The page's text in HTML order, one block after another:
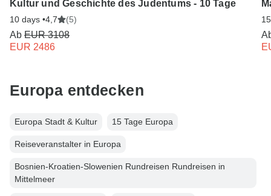
Kultur und Geschichte des Judentums - 10 Tage
10 days •4,7 (5)
Ab EUR 3108
EUR 2486
Europa entdecken
Europa Stadt & Kultur 15 Tage Europa
Reiseveranstalter in Europa
Bosnien-Kroatien-Slowenien Rundreisen Rundreisen in
Mittelmeer